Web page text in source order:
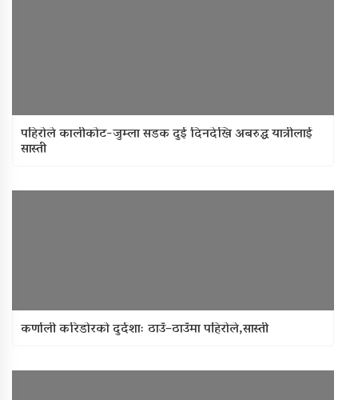
पहिरोले कालीकोट-जुम्ला सडक दुई दिनदेखि अबरुद्ध यात्रीलाई
सास्ती
कर्णाली करिडोरको दुर्दशाः ठाउँ–ठाउँमा पहिरोले,सास्ती